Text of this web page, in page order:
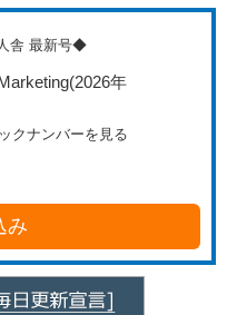
舎 最新号◆
(2026年
クナンバーを見る
み